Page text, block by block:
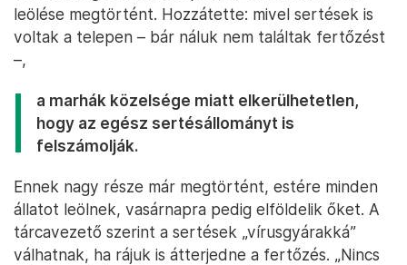
leölése megtörtént. Hozzátette: mivel sertések is
voltak a telepen – bár náluk nem találtak fertőzést
–,
a marhák közelsége miatt elkerülhetetlen,
hogy az egész sertésállományt is
felszámolják.
Ennek nagy része már megtörtént, estére minden
állatot leölnek, vasárnapra pedig elföldelik őket. A
tárcavezető szerint a sertések „vírusgyárakká”
válhatnak, ha rájuk is átterjedne a fertőzés. „Nincs